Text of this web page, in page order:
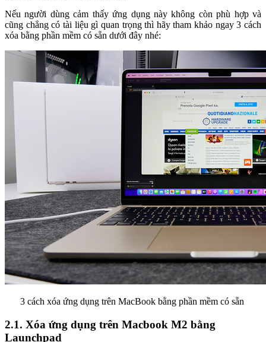
Nếu người dùng cảm thấy ứng dụng này không còn phù hợp và
cũng chẳng có tài liệu gì quan trọng thì hãy tham khảo ngay 3 cách
xóa bằng phần mềm có sẵn dưới đây nhé:
3 cách xóa ứng dụng trên MacBook bằng phần mềm có sẵn
2.1. Xóa ứng dụng trên Macbook M2 bằng
Launchpad